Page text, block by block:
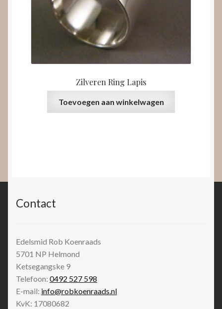
Zilveren Ring Lapis
Toevoegen aan winkelwagen
Contact
Edelsmid Rob Koenraads
5701 NP Helmond
Ketsegangske 9
Telefoon: 0492 527 598
E-mail: info@robkoenraads.nl
KvK: 17080682